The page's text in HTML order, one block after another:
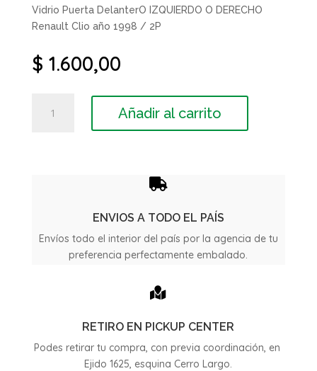
Vidrio Puerta DelanterO IZQUIERDO O DERECHO
Renault Clio año 1998 / 2P
$ 1.600,00
Puerta
2P
Añadir al carrito

ENVIOS A TODO EL PAÍS
Envíos todo el interior del país por la agencia de tu
preferencia perfectamente embalado.

RETIRO EN PICKUP CENTER
Podes retirar tu compra, con previa coordinación, en
Ejido 1625, esquina Cerro Largo.